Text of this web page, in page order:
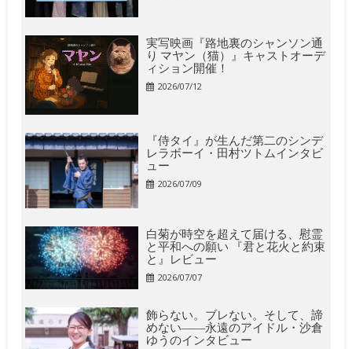
実写映画『路地裏のシャンソン通
り マヤン（猫）』キャストオーデ
ィション開催！
2026/07/12
『侍タイ』が生んだ第二のシンデ
レラボーイ・田村ツトムインタビ
ュー
2026/07/09
白菊が時空を超えて届ける、慰霊
と平和への願い 『君と花火と約束
と』レビュー
2026/07/07
飾らない。ブレない。そして、諦
めない――永遠のアイドル・沙倉
ゆうのインタビュー